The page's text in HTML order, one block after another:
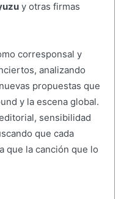
y otras firmas
corresponsal y
analizando
propuestas que
y la escena global.
sensibilidad
que cada
que la canción que lo